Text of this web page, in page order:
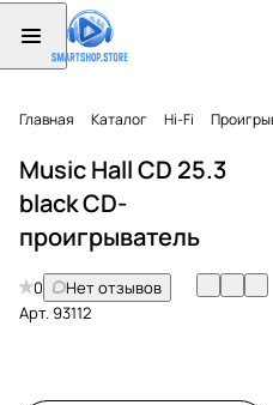
Главная Каталог Hi-Fi
Music Hall CD 25.3
black CD-
проигрыватель
0
Нет отзывов
Арт.93112